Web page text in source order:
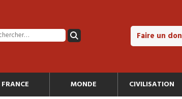
Faire un don
FRANCE MONDE CIVILISATION